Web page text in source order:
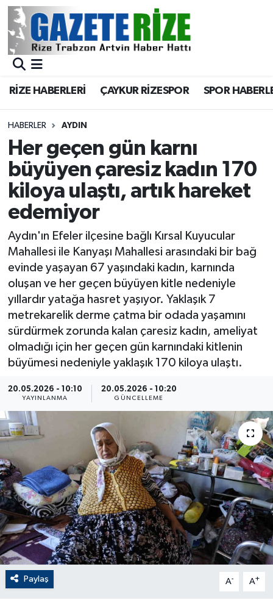
RİZE HABERLERİ ÇAYKUR RİZESPOR SPOR
HABERLER AYDIN
Her geçen gün karnı
büyüyen çaresiz kadın 170
kiloya ulaştı, artık hareket
edemiyor
Aydın'ın Efeler ilçesine bağlı Kırsal Kuyucular
Mahallesi ile Kanyaşı Mahallesi arasındaki bir bağ
evinde yaşayan 67 yaşındaki kadın, karnında
oluşan ve her geçen büyüyen kitle nedeniyle
yıllardır yatağa hasret yaşıyor. Yaklaşık 7
metrekarelik derme çatma bir odada yaşamını
sürdürmek zorunda kalan çaresiz kadın, ameliyat
olmadığı için her geçen gün karnındaki kitlenin
büyümesi nedeniyle yaklaşık 170 kiloya ulaştı.
20.05.2026 - 10:10
YAYINLANMA
20.05.2026 - 10:20
GÜNCELLEME
Paylaş A- A+
BÖLGEMİZ
Asayiş
Rize Jandarma Komutanlığı
Bilim Teknoloji
Bölge
Advertising news
Canlı Maç
ÇEVRE
Dış Haberler
Dünya
EĞİTİM
EKONOMİ
English News
Finans
Flaş Haber
Gayrimenkul
GENEL
Merkez Nöbetçi Eczaneler
Merkez Trafik Yoğunluk Haritası
Süper Lig Puan Durumu ve Fikstür
Tüm Manşetler
Son Dakika Haberleri
Haber Arşivi